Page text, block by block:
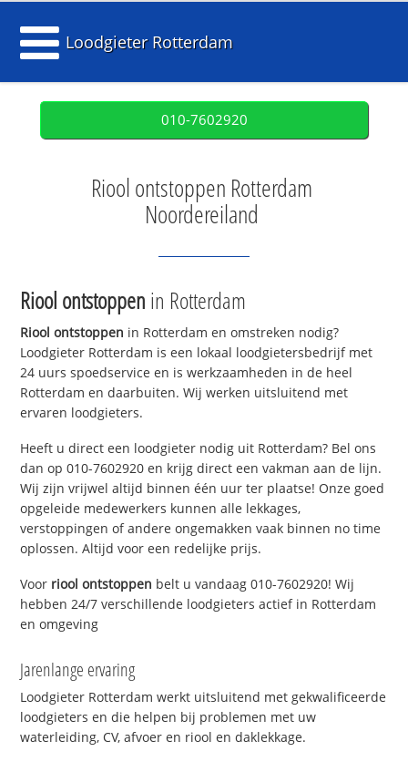
Loodgieter Rotterdam
010-7602920
Riool ontstoppen Rotterdam
Noordereiland
Riool ontstoppen in Rotterdam
Riool ontstoppen in Rotterdam en omstreken nodig?
Loodgieter Rotterdam is een lokaal loodgietersbedrijf met
24 uurs spoedservice en is werkzaamheden in de heel
Rotterdam en daarbuiten. Wij werken uitsluitend met
ervaren loodgieters.
Heeft u direct een loodgieter nodig uit Rotterdam? Bel ons
dan op 010-7602920 en krijg direct een vakman aan de lijn.
Wij zijn vrijwel altijd binnen één uur ter plaatse! Onze goed
opgeleide medewerkers kunnen alle lekkages,
verstoppingen of andere ongemakken vaak binnen no time
oplossen. Altijd voor een redelijke prijs.
Voor riool ontstoppen belt u vandaag 010-7602920! Wij
hebben 24/7 verschillende loodgieters actief in Rotterdam
en omgeving
Jarenlange ervaring
Loodgieter Rotterdam werkt uitsluitend met gekwalificeerde
loodgieters en die helpen bij problemen met uw
waterleiding, CV, afvoer en riool en daklekkage.